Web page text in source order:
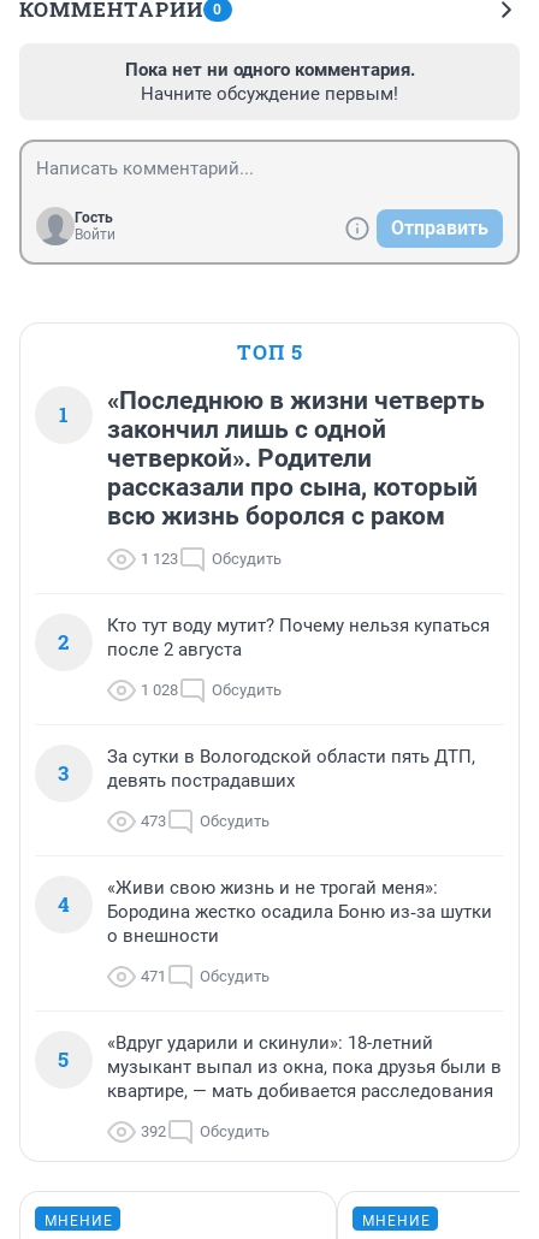
КОММЕНТАРИИ 0
Пока нет ни одного комментария.
Начните обсуждение первым!
Гость
Войти
Отправить
ТОП 5
1
«Последнюю в жизни четверть
закончил лишь с одной
четверкой». Родители
рассказали про сына, который
всю жизнь боролся с раком
1 123 Обсудить
2
Кто тут воду мутит? Почему нельзя купаться
после 2 августа
1 028 Обсудить
3
За сутки в Вологодской области пять ДТП,
девять пострадавших
473 Обсудить
4
«Живи свою жизнь и не трогай меня»:
Бородина жестко осадила Боню из‑за шутки
о внешности
471 Обсудить
5
«Вдруг ударили и скинули»: 18-летний
музыкант выпал из окна, пока друзья были в
квартире, — мать добивается расследования
392 Обсудить
МНЕНИЕ МНЕНИЕ